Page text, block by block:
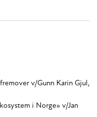
v/Gunn Karin Gjul,
i Norge» v/Jan